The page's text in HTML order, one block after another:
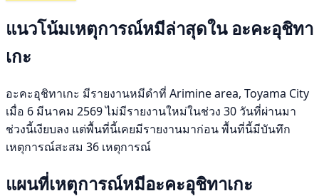
แนวโน้มเหตุการณ์หมีล่าสุดใน อะคะอุชิทา
เกะ
อะคะอุชิทาเกะ มีรายงานหมีดำที่ Arimine area, Toyama City
เมื่อ 6 มีนาคม 2569 ไม่มีรายงานใหม่ในช่วง 30 วันที่ผ่านมา
ช่วงนี้เงียบลง แต่พื้นที่นี้เคยมีรายงานมาก่อน พื้นที่นี้มีบันทึก
เหตุการณ์สะสม 36 เหตุการณ์
แผนที่เหตุการณ์หมีอะคะอุชิทาเกะ